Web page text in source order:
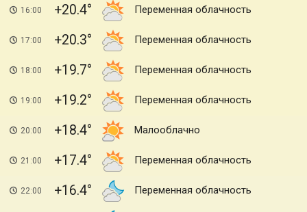
16:00 +20.4 Переменная облачность
17:00 +20.3 Переменная облачность
18:00 +19.7 Переменная облачность
19:00 +19.2 Переменная облачность
20:00 +18.4 Малооблачно
21:00 +17.4 Переменная облачность
22:00 +16.4 Переменная облачность